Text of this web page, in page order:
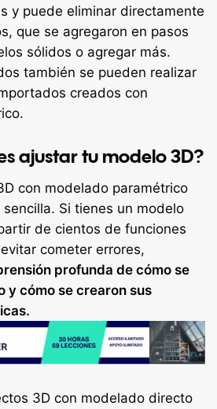
y puede eliminar directamente
que se agregaron en pasos
sólidos o agregar más.
también se pueden realizar
creados con
ajustar tu modelo 3D?
con modelado paramétrico
Si tienes un modelo
de cientos de funciones
cometer errores,
profunda de cómo se
y cómo se crearon sus
3D con modelado directo